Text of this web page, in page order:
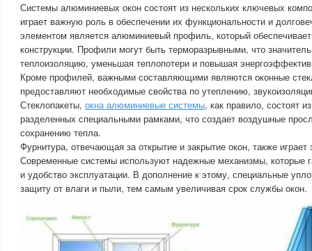
Системы алюминиевых окон состоят из нескольких ключевых
играет важную роль в обеспечении их функциональности и
элементом является алюминиевый профиль, который обеспечивает
конструкции. Профили могут быть терморазрывными, что
теплоизоляцию, уменьшая теплопотери и повышая
Кроме профилей, важными составляющими являются оконные
предоставляют необходимые свойства по утеплению,
Стеклопакеты, окна алюминиевые системы, как правило, состоят
разделенных специальными рамками, что создает воздушные
сохранению тепла.
Фурнитура, отвечающая за открытие и закрытие окон, также
Современные системы используют надежные механизмы, которые
и удобство эксплуатации. В дополнение к этому, специальные
защиту от влаги и пыли, тем самым увеличивая срок службы окон.